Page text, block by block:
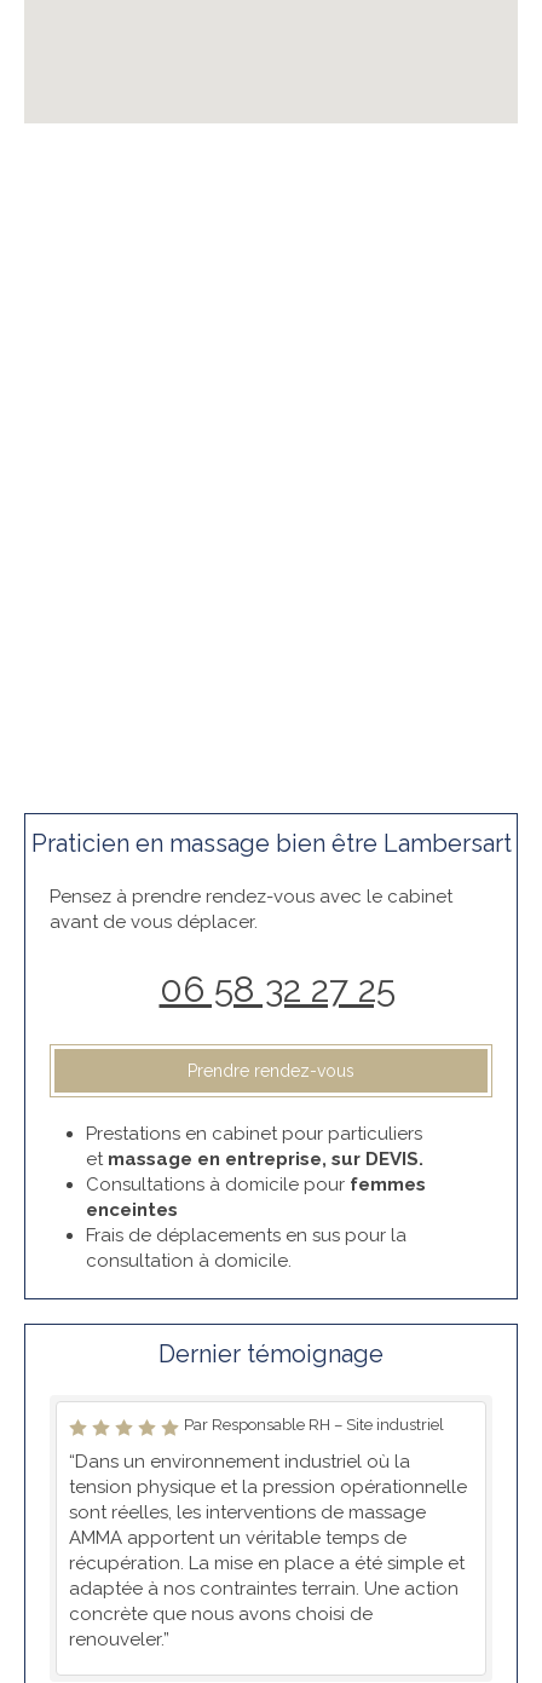
Praticien en massage bien être Lambersart
Pensez à prendre rendez-vous avec le cabinet
avant de vous déplacer.
06 58 32 27 25
Prendre rendez-vous
Prestations en cabinet pour particuliers
et massage en entreprise, sur DEVIS.
Consultations à domicile pour femmes
enceintes
Frais de déplacements en sus pour la
consultation à domicile.
Dernier témoignage
Par Responsable RH – Site industriel
“Dans un environnement industriel où la
tension physique et la pression opérationnelle
sont réelles, les interventions de massage
AMMA apportent un véritable temps de
récupération. La mise en place a été simple et
adaptée à nos contraintes terrain. Une action
concrète que nous avons choisi de
renouveler.”